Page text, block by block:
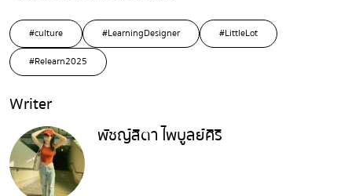
#culture #LearningDesigner
#LittleLot
#Relearn2025
Writer
พัชญ์สิตา ไพบูลย์ศิริ